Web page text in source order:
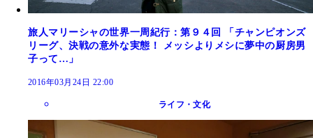
旅人マリーシャの世界一周紀行：第９４回 「チャンピオンズ
リーグ、決戦の意外な実態！ メッシよりメシに夢中の厨房男
子って…」
2016年03月24日 22:00
ライフ・文化